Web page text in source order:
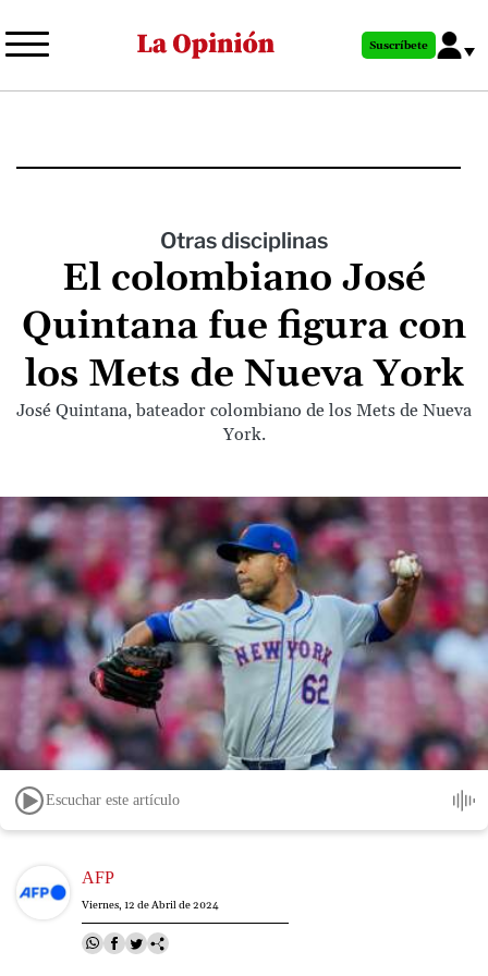
al
principal
Suscríbete
Otras disciplinas
El colombiano José
Quintana fue figura con
los Mets de Nueva York
José Quintana, bateador colombiano de los Mets de Nueva
York.
Escuchar este artículo
Image AFP
Viernes, 12 de Abril de 2024